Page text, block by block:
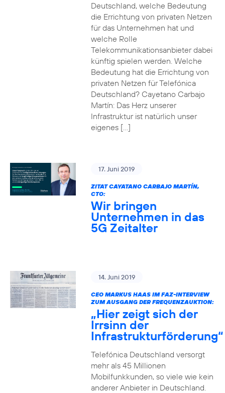
Deutschland, welche Bedeutung
die Errichtung von privaten Netzen
für das Unternehmen hat und
welche Rolle
Telekommunikationsanbieter dabei
künftig spielen werden. Welche
Bedeutung hat die Errichtung von
privaten Netzen für Telefónica
Deutschland? Cayetano Carbajo
Martín: Das Herz unserer
Infrastruktur ist natürlich unser
eigenes […]
17. Juni 2019
ZITAT CAYATANO CARBAJO MARTÍN,
CTO:
Wir bringen
Unternehmen in das
5G Zeitalter
14. Juni 2019
CEO MARKUS HAAS IM FAZ-INTERVIEW
ZUM AUSGANG DER FREQUENZAUKTION:
„Hier zeigt sich der
Irrsinn der
Infrastrukturförderung“
Telefónica Deutschland versorgt
mehr als 45 Millionen
Mobilfunkkunden, so viele wie kein
anderer Anbieter in Deutschland.